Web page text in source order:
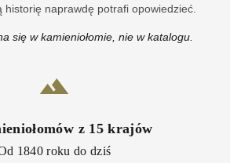
historię naprawdę potrafi opowiedzieć.
się w kamieniołomie, nie w katalogu.
z 15krajów
1840 roku do dziś